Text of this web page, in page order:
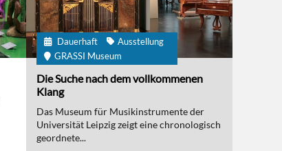
Dauerhaft
Ausstellung
GRASSI Museum
Die Suche nach dem vollkommenen
Klang
Das Museum für Musikinstrumente der
Universität Leipzig zeigt eine chronologisch
geordnete...